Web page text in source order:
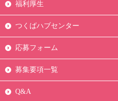
福利厚生
つくばハブセンター
応募フォーム
募集要項一覧
Q&A